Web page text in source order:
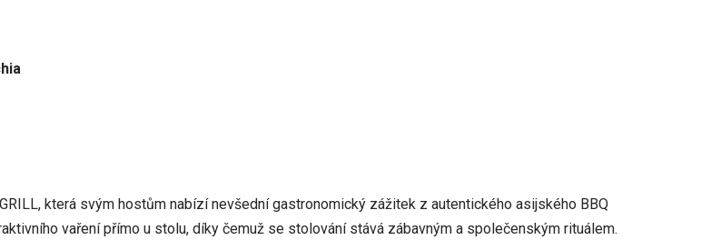
která svým hostům nabízí nevšední gastronomický zážitek z autentického asijského BBQ
vaření přímo u stolu, díky čemuž se stolování stává zábavným a společenským rituálem.